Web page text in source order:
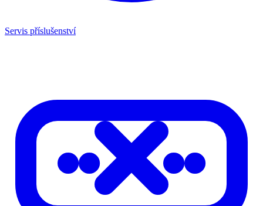
Servis příslušenství